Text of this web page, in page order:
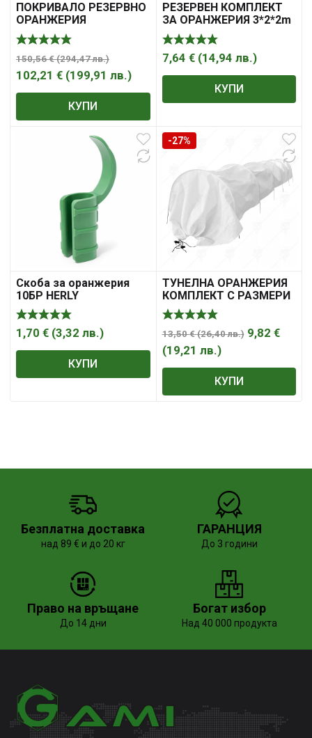
ПОКРИВАЛО РЕЗЕРВНО
ОРАНЖЕРИЯ
8.0*3.0*2.0m. 2ВРАТИ
150,56€ (294,47лв.)
102,21 € (199,91 лв.)
КУПИ
РЕЗЕРВЕН КОМПЛЕКТ
ЗА ОРАНЖЕРИЯ 3*2*2m
20 ЕЛЕМЕНТА
7,64 € (14,94 лв.)
КУПИ
Скоба за оранжерия
10БР HERLY
1,70 € (3,32 лв.)
КУПИ
-27%
ТУНЕЛНА ОРАНЖЕРИЯ
КОМПЛЕКТ С РАЗМЕРИ
3*0.45*0.45m
13,50€ (26,40лв.) 9,82 €
(19,21 лв.)
КУПИ
Безплатна доставка
над 89 € и до 20 кг
ГАРАНЦИЯ
До 3 години
Право на връщане
До 14 дни
Богат избор
Над 40 000 продукта